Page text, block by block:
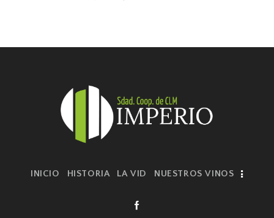
INICIO HISTORIA LA VID NUESTROS VINOS